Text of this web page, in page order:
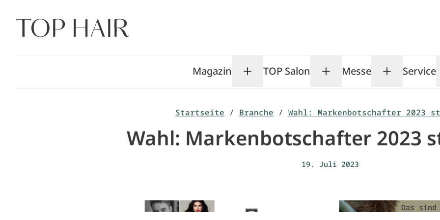
Inhalt
springen
Magazin Toggle Magazin submenu
TOP Salon Toggle TOP Salon
Messe ToggleService
Startseite / Branche / Wahl: Markenbotschafter 2023
Wahl: Markenbotschafter 2023
19. Juli 2023
Das sind